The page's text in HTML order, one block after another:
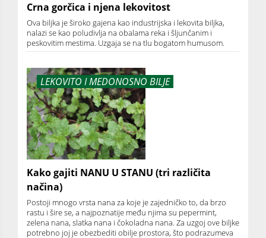
Crna gorčica i njena lekovitost
Ova biljka je široko gajena kao industrijska i lekovita biljka,
nalazi se kao poludivlja na obalama reka i šljunčanim i
peskovitim mestima. Uzgaja se na tlu bogatom humusom.
LEKOVITO I MEDONOSNO BILJE
Kako gajiti NANU U STANU (tri različita
načina)
Postoji mnogo vrsta nana za koje je zajedničko to, da brzo
rastu i šire se, a najpoznatije među njima su pepermint,
zelena nana, slatka nana i čokoladna nana. Za uzgoj ove biljke
potrebno joj je obezbediti obilje prostora, što podrazumeva